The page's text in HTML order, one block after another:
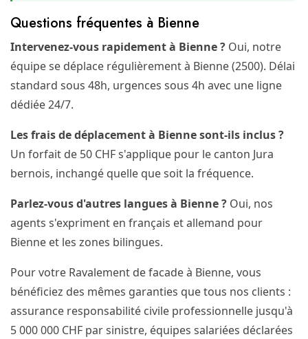
Questions fréquentes à Bienne
Intervenez-vous rapidement à Bienne ? Oui, notre
équipe se déplace régulièrement à Bienne (2500). Délai
standard sous 48h, urgences sous 4h avec une ligne
dédiée 24/7.
Les frais de déplacement à Bienne sont-ils inclus ?
Un forfait de 50 CHF s'applique pour le canton Jura
bernois, inchangé quelle que soit la fréquence.
Parlez-vous d'autres langues à Bienne ? Oui, nos
agents s'expriment en français et allemand pour
Bienne et les zones bilingues.
Pour votre Ravalement de facade à Bienne, vous
bénéficiez des mêmes garanties que tous nos clients :
assurance responsabilité civile professionnelle jusqu'à
5 000 000 CHF par sinistre, équipes salariées déclarées